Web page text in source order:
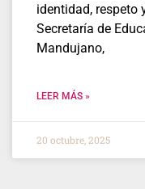
identidad, respeto
Secretaría de
Mandujano,
LEER MÁS »
20 octubre, 2025